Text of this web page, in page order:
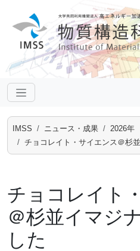
IMSS ニュース・成果
2026年
チョコレイト・サイエンス＠杉
チョコレイト
＠杉並イマジ
した